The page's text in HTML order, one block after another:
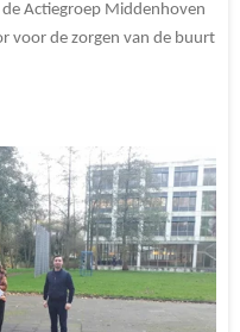
Actiegroep Middenhoven
voor de zorgen van de buurt